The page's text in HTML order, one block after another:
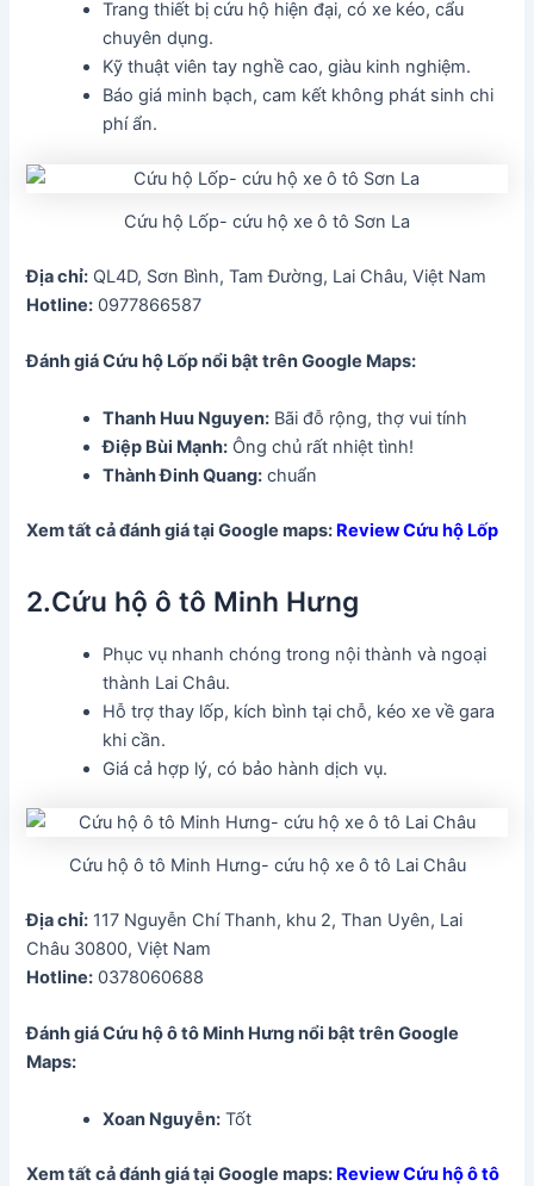
Trang thiết bị cứu hộ hiện đại, có xe kéo, cẩu
chuyên dụng.
Kỹ thuật viên tay nghề cao, giàu kinh nghiệm.
Báo giá minh bạch, cam kết không phát sinh chi
phí ẩn.
Cứu hộ Lốp- cứu hộ xe ô tô Sơn La
Địa chỉ: QL4D, Sơn Bình, Tam Đường, Lai Châu, Việt Nam
Hotline: 0977866587
Đánh giá Cứu hộ Lốpnổi bật trên Google Maps:
Thanh Huu Nguyen: Bãi đỗ rộng, thợ vui tính
Điệp Bùi Mạnh: Ông chủ rất nhiệt tình!
Thành Đinh Quang: chuẩn
Xem tất cả đánh giá tại Google maps: Review Cứu hộ Lốp
2.Cứu hộ ô tô Minh Hưng
Phục vụ nhanh chóng trong nội thành và ngoại
thành Lai Châu.
Hỗ trợ thay lốp, kích bình tại chỗ, kéo xe về gara
khi cần.
Giá cả hợp lý, có bảo hành dịch vụ.
Cứu hộ ô tô Minh Hưng- cứu hộ xe ô tô Lai Châu
Địa chỉ: 117 Nguyễn Chí Thanh, khu 2, Than Uyên, Lai
Châu 30800, Việt Nam
Hotline: 0378060688
Đánh giá Cứu hộ ô tô Minh Hưngnổi bật trên Google
Maps:
Xoan Nguyễn: Tốt
Xem tất cả đánh giá tại Google maps: Review Cứu hộ ô tô